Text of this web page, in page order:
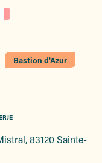
Bastion d'Azur
83120 Sainte-